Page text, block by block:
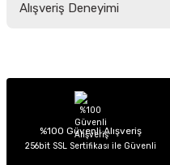
yetersiz gördüğünüz noktaları
Ürün açıklamasında eksik
Ürün bilgilerinde hatalar
Ürün fiyatı diğer sitelerden
Alışveriş Deneyimi
Sitemize ilk
%100 Güvenli Alışveriş
256bit SSL Sertifikası ile Güvenli